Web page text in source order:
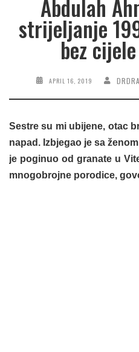
Abdulah
strijeljanje
bez
APRIL 16, 2019
Sestre su mi ubijene, otac
napad. Izbjegao je sa
je poginuo od granate u
mnogobrojne porodice,